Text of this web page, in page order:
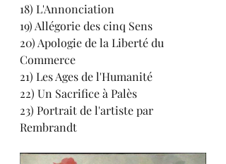
18) L'Annonciation
19) Allégorie des cinq Sens
20) Apologie de la Liberté du
Commerce
21) Les Ages de l'Humanité
22) Un Sacrifice à Palès
23) Portrait de l'artiste par
Rembrandt